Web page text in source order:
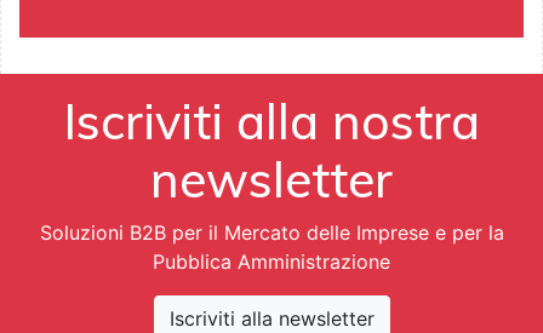
Iscriviti alla nostra
newsletter
Soluzioni B2B per il Mercato delle Imprese e per la
Pubblica Amministrazione
Iscriviti alla newsletter